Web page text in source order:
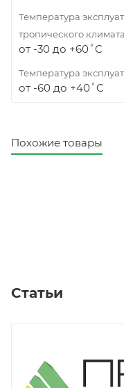
Температура
тропического климата
от -30 до +60˚C
Температура
от -60 до +40˚C
Похожие товары
Статьи